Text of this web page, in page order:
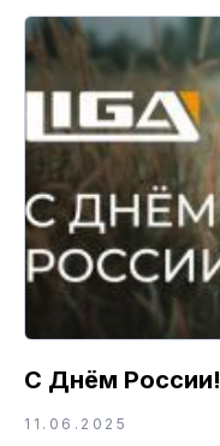
С Днём России!
11.06.2025